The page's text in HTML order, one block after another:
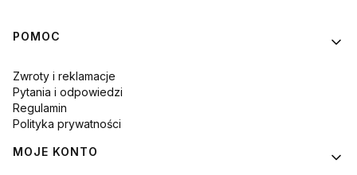
Linki w stopce
POMOC
Zwroty i reklamacje
Pytania i odpowiedzi
Regulamin
Polityka prywatności
MOJE KONTO